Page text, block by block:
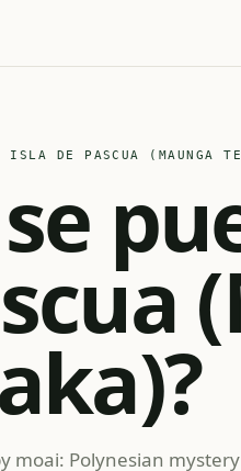
ISLA DE PASCUA (MAUNGA
moai: Polynesian